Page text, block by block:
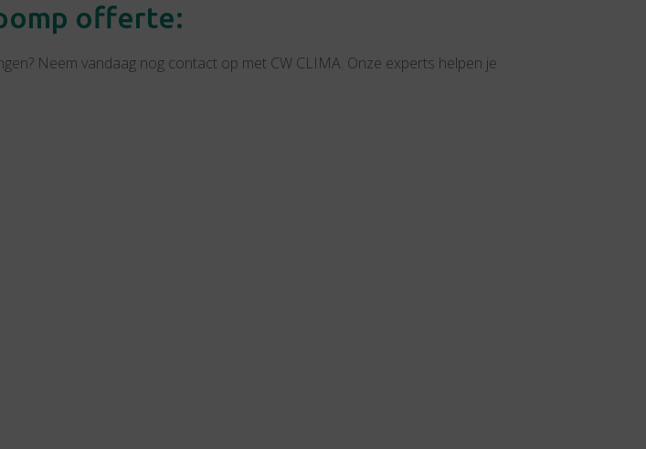
offerte:
Neem vandaag nog contact op met CW CLIMA. Onze experts helpen je